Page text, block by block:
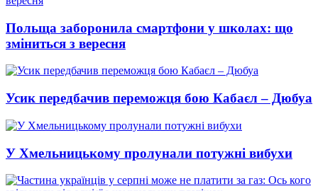
Польща заборонила смартфони у школах: що
зміниться з вересня
Усик передбачив переможця бою Кабаєл – Дюбуа
У Хмельницькому пролунали потужні вибухи